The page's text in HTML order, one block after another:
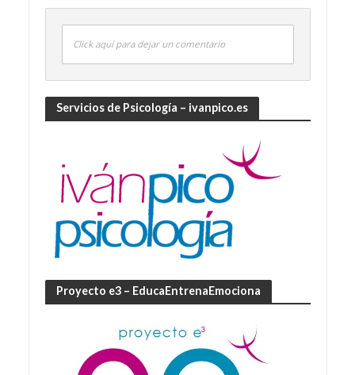
Click aquí para dejar un comentario
Servicios de Psicología – ivanpico.es
Proyecto e3 – EducaEntrenaEmociona